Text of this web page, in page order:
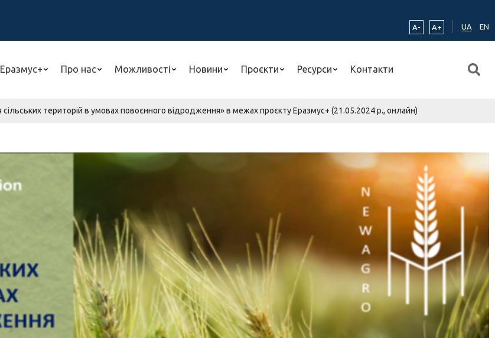
A-
A+ UA EN
Про нас Можливості Новини Проєкти Ресурси Контакти
сільських територій в умовах повоєнного відродження» в межах проєкту Еразмус+ (21.05.2024 р., онлайн)